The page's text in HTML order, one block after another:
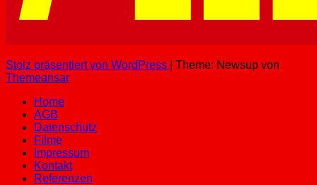
Stolz präsentiert von WordPress
Theme: Newsup von
Themeansar
Home
AGB
Datenschutz
Filme
Impressum
Kontakt
Referenzen